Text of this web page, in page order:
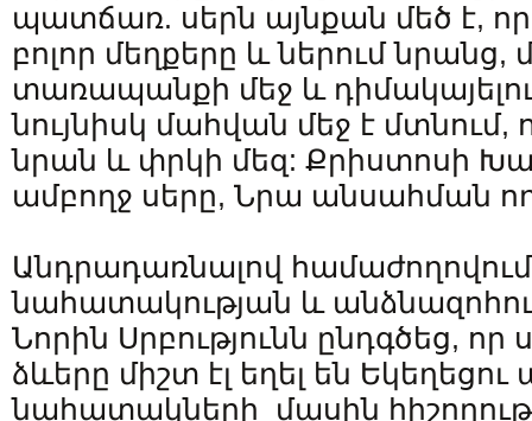
պատճառ. սերն այնքան մեծ է, որ
բոլոր մեղքերը և ներում նրանց,
տառապանքի մեջ և
նույնիսկ մահվան մեջ է
նրան և փրկի մեզ: Քրիստոսի
ամբողջ սերը, Նրա անսահման
Անդրադառնալով
նահատակության և
Նորին Սրբությունն ընդգծեց, որ
ձևերը միշտ էլ եղել են
նահատակների մասին